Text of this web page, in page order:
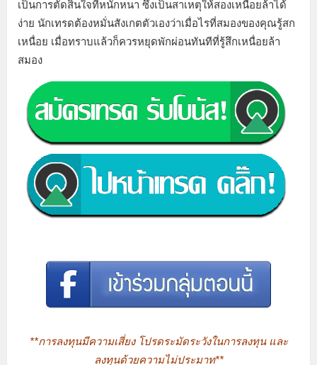
เป็นการตัดสินใจที่หนักหนา ซึ่งเป็นสาเหตุให้สองเหนื่อยล้าได้
ง่าย นักเทรดต้องหมั่นสังเกตตัวเองว่าเมื่อไรที่สมองของคุณรู้สก
เหนื่อย เมื่อทราบแล้วก็ควรหยุดพักผ่อนทันทีที่รู้สึกเหนื่อยล้า
สมอง
**การลงทุนมีความเสี่ยง โปรดระมัดระวังในการลงทุน และ
ลงทุนด้วยความไม่ประมาท**